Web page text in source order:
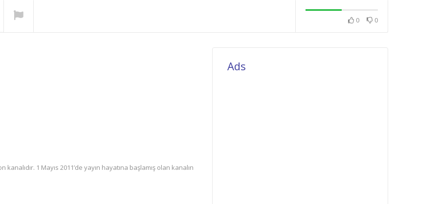
Altyazılı
0 0
1 Mayıs 2011’de yayın hayatına başlamış olan kanalın
Ads